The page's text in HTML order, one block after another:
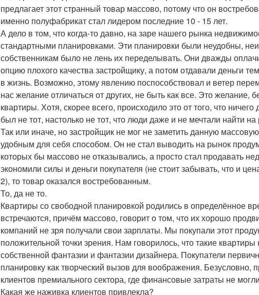
предлагает этот странный товар массово, потому что он
именно полуфабрикат стал лидером последние 10 - 15 лет.
А дело в том, что когда-то давно, на заре нашего рынка
стандартными планировками. Эти планировки были неудобны,
собственникам было не лень их переделывать. Они дважды
опцию плохого качества застройщику, а потом отдавали деньги
в жизнь. Возможно, этому явлению поспособствовал и ветер
нас желание отличаться от других, не быть как все. Это
квартиры. Хотя, скорее всего, происходило это от того, что
был не тот, настолько не тот, что люди даже и не мечтали найти
Так или иначе, но застройщик не мог не заметить данную
удобным для себя способом. Он не стал выводить на рынок
которых бы массово не отказывались, а просто стал продавать
экономили силы и деньги покупателя (не стоит забывать, что и
2), то товар оказался востребованным.
То, да не то.
Квартиры со свободной планировкой родились в определённое
встречаются, причём массово, говорит о том, что их хорошо
компаний не зря получали свои зарплаты. Мы покупали этот
положительной точки зрения. Нам говорилось, что такие
собственной фантазии и фантазии дизайнера. Покупатели
планировку как творческий вызов для воображения. Безусловно,
клиентов премиального сектора, где финансовые затраты не
Какая же наживка клиентов привлекла?